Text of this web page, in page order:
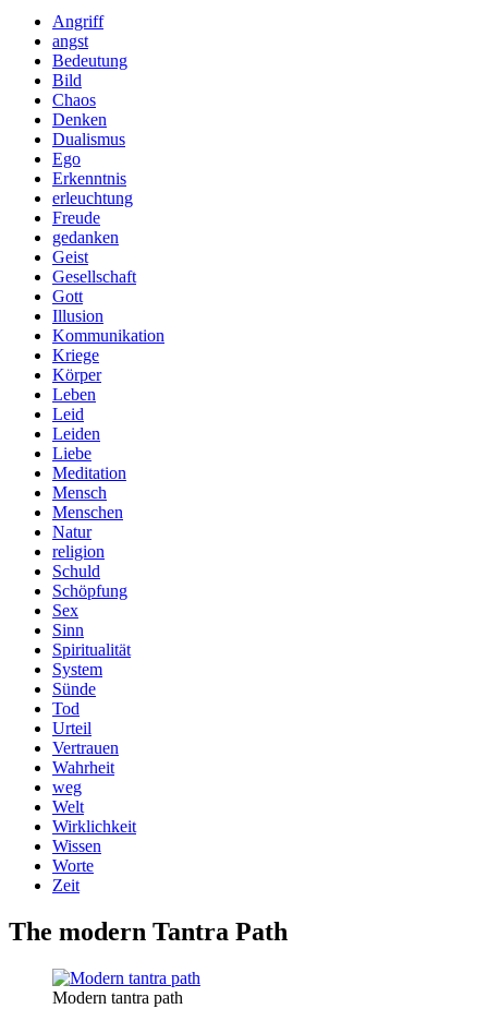
Angriff
angst
Bedeutung
Bild
Chaos
Denken
Dualismus
Ego
Erkenntnis
erleuchtung
Freude
gedanken
Geist
Gesellschaft
Gott
Illusion
Kommunikation
Kriege
Körper
Leben
Leid
Leiden
Liebe
Meditation
Mensch
Menschen
Natur
religion
Schuld
Schöpfung
Sex
Sinn
Spiritualität
System
Sünde
Tod
Urteil
Vertrauen
Wahrheit
weg
Welt
Wirklichkeit
Wissen
Worte
Zeit
The modern Tantra Path
Modern tantra path